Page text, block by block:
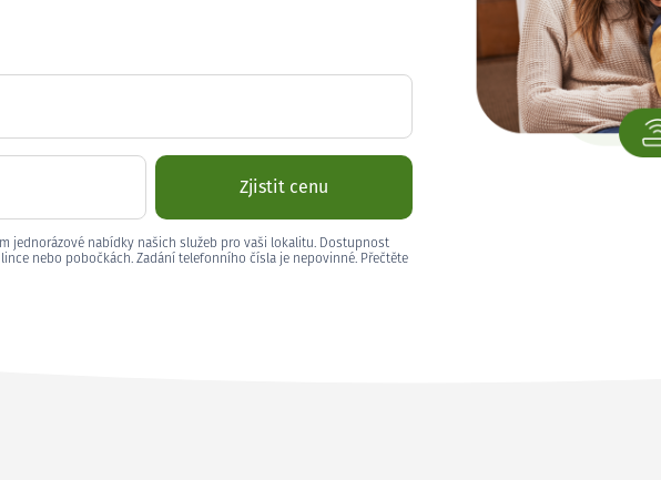
Zjistit cenu
jednorázové nabídky našich služeb pro vaši lokalitu. Dostupnost
nebo pobočkách. Zadání telefonního čísla je nepovinné. Přečtěte